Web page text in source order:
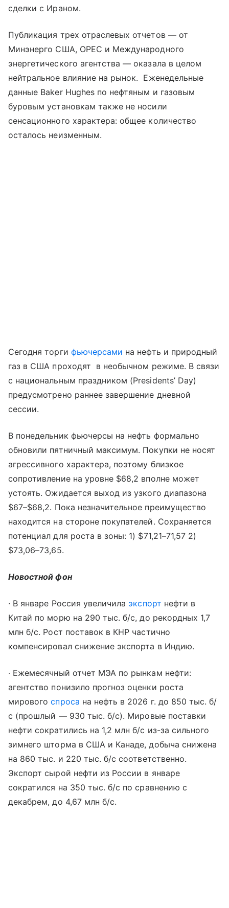
сделки с Ираном.
Публикация трех отраслевых отчетов — от
Минэнерго США, OPEC и Международного
энергетического агентства — оказала в целом
нейтральное влияние на рынок. Еженедельные
данные Baker Hughes по нефтяным и газовым
буровым установкам также не носили
сенсационного характера: общее количество
осталось неизменным.
Сегодня торги фьючерсами на нефть и природный
газ в США проходят в необычном режиме. В связи
с национальным праздником (Presidents’ Day)
предусмотрено раннее завершение дневной
сессии.
В понедельник фьючерсы на нефть формально
обновили пятничный максимум. Покупки не носят
агрессивного характера, поэтому близкое
сопротивление на уровне $68,2 вполне может
устоять. Ожидается выход из узкого диапазона
$67–$68,2. Пока незначительное преимущество
находится на стороне покупателей. Сохраняется
потенциал для роста в зоны: 1) $71,21–71,57 2)
$73,06–73,65.
Новостной фон
∙ В январе Россия увеличила экспорт нефти в
Китай по морю на 290 тыс. б/с, до рекордных 1,7
млн б/с. Рост поставок в КНР частично
компенсировал снижение экспорта в Индию.
∙ Ежемесячный отчет МЭА по рынкам нефти:
агентство понизило прогноз оценки роста
мировогоспроса на нефть в 2026 г. до 850 тыс. б/
с (прошлый — 930 тыс. б/с). Мировые поставки
нефти сократились на 1,2 млн б/с из-за сильного
зимнего шторма в США и Канаде, добыча снижена
на 860 тыс. и 220 тыс. б/с соответственно.
Экспорт сырой нефти из России в январе
сократился на 350 тыс. б/с по сравнению с
декабрем, до 4,67 млн б/с.